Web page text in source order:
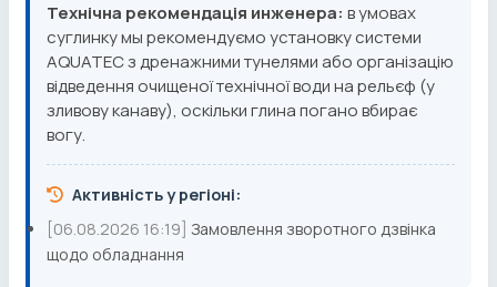
Технічна рекомендація инженера: в умовах
суглинку мы рекомендуємо установку системи
AQUATEC з дренажними тунелями або організацію
відведення очищеної технічної води на рельєф (у
зливову канаву), оскільки глина погано вбирає
вогу.
Активність у регіоні:
[06.08.2026 16:19] Замовлення зворотного дзвінка
щодо обладнання